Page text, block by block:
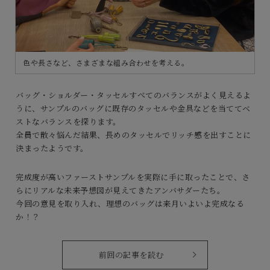
色や長さなど、さまざまな組み合わせを考える。
バッグ・ショルダー・タッセルすべてのバランスがよく見えるよ
うに、サンプルのバッグに既存のタッセルや金具などを当ててベ
ストなバランスを探ります。
全員で散々悩んだ結果、長めのタッセルでリッチ感を出すことに
決まったようです。
完成度が高いファーストサンプルを実際に手に取ったことで、さ
らにリアルな未来予想図が見えてきたアンバサダーたち。
今回の意見を取り入れ、理想のバッグは来月いよいよ完成なる
か！？
前回の記事を読む